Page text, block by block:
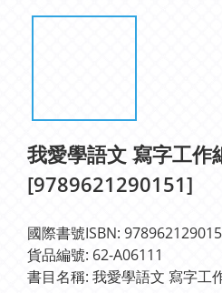
我愛學語文 寫字工作
[9789621290151]
國際書號ISBN:
貨品編號: 62-A06111
書目名稱: 我愛學語文 寫字工